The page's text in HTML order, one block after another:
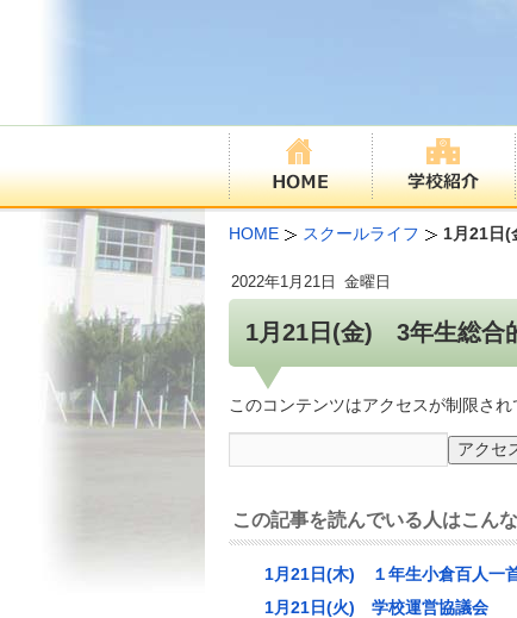
HOME スクールライフ 1月21日
1月21日(金) 3年生総合
2022年1月21日 金曜日
このコンテンツはアクセスが制限さ
この記事を読んでいる人はこん
1月21日(木) １年生小倉百人一
1月21日(火) 学校運営協議会